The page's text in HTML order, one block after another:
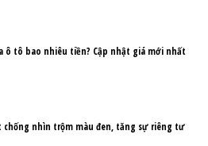
ô tô bao nhiêu tiền? Cập nhật giá mới nhất
chống nhìn trộm màu đen, tăng sự riêng tư